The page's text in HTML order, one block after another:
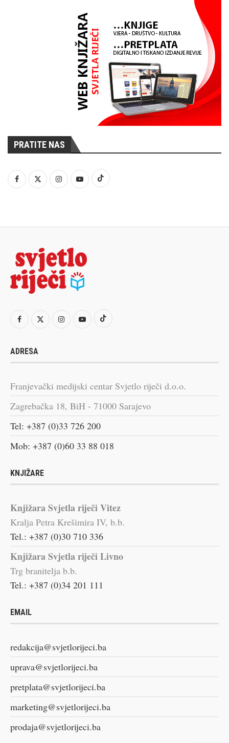
PRATITE NAS
ADRESA
Franjevački medijski centar Svjetlo riječi d.o.o.
Zagrebačka 18, BiH - 71000 Sarajevo
Tel: +387 (0)33 726 200
Mob: +387 (0)60 33 88 018
KNJIŽARE
Knjižara Svjetla riječi Vitez
Kralja Petra Krešimira IV, b.b.
Tel.: +387 (0)30 710 336
Knjižara Svjetla riječi Livno
Trg branitelja b.b.
Tel.: +387 (0)34 201 111
EMAIL
redakcija@svjetlorijeci.ba
uprava@svjetlorijeci.ba
pretplata@svjetlorijeci.ba
marketing@svjetlorijeci.ba
prodaja@svjetlorijeci.ba